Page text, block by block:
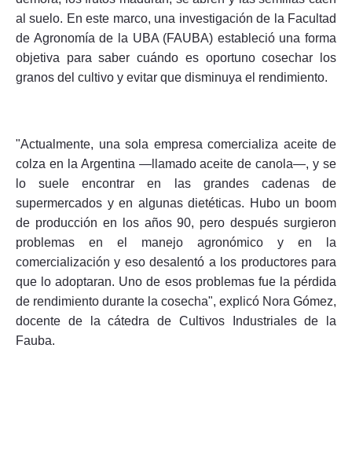
al suelo. En este marco, una investigación de la Facultad
de Agronomía de la UBA (FAUBA) estableció una forma
objetiva para saber cuándo es oportuno cosechar los
granos del cultivo y evitar que disminuya el rendimiento.
"Actualmente, una sola empresa comercializa aceite de
colza en la Argentina —llamado aceite de canola—, y se
lo suele encontrar en las grandes cadenas de
supermercados y en algunas dietéticas. Hubo un boom
de producción en los años 90, pero después surgieron
problemas en el manejo agronómico y en la
comercialización y eso desalentó a los productores para
que lo adoptaran. Uno de esos problemas fue la pérdida
de rendimiento durante la cosecha", explicó Nora Gómez,
docente de la cátedra de Cultivos Industriales de la
Fauba.